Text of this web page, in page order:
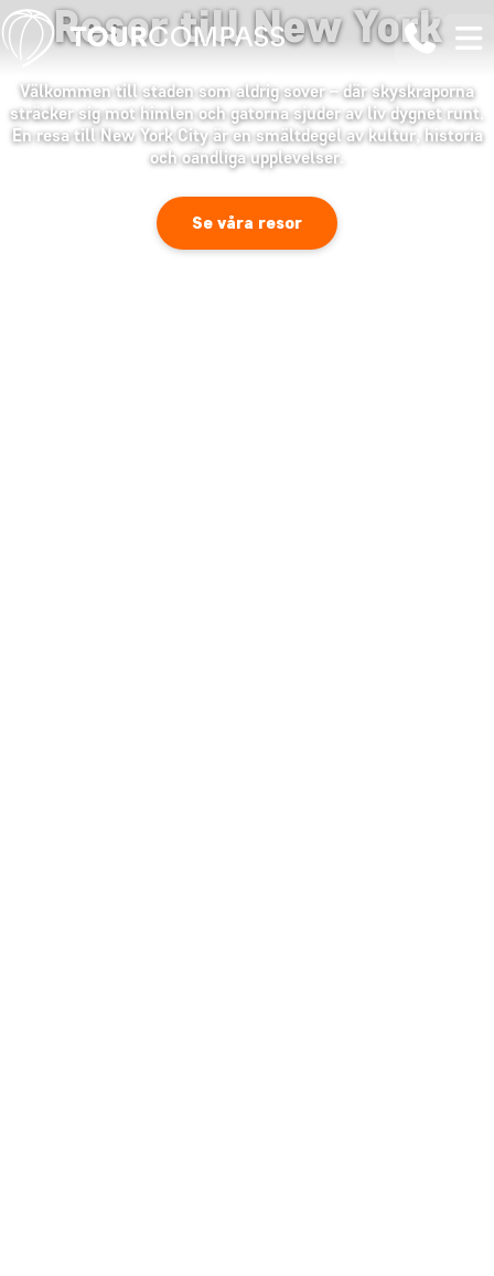
Resor till New York
Välkommen till staden som aldrig sover – där skyskraporna
sträcker sig mot himlen och gatorna sjuder av liv dygnet runt.
En resa till New York City är en smältdegel av kultur, historia
och oändliga upplevelser.
Se våra resor